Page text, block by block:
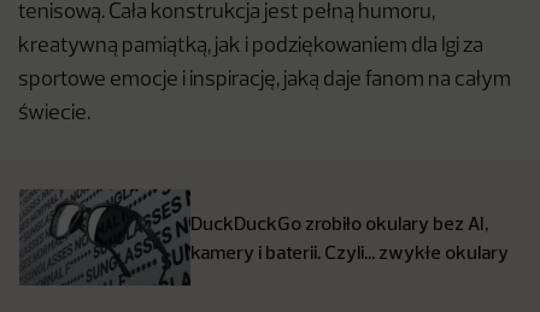
tenisową. Cała konstrukcja jest pełną humoru,
kreatywną pamiątką, jak i podziękowaniem dla Igi za
sportowe emocje i inspirację, jaką daje fanom na całym
świecie.
DuckDuckGo zrobiło okulary bez AI,
kamery i baterii. Czyli… zwykłe okulary